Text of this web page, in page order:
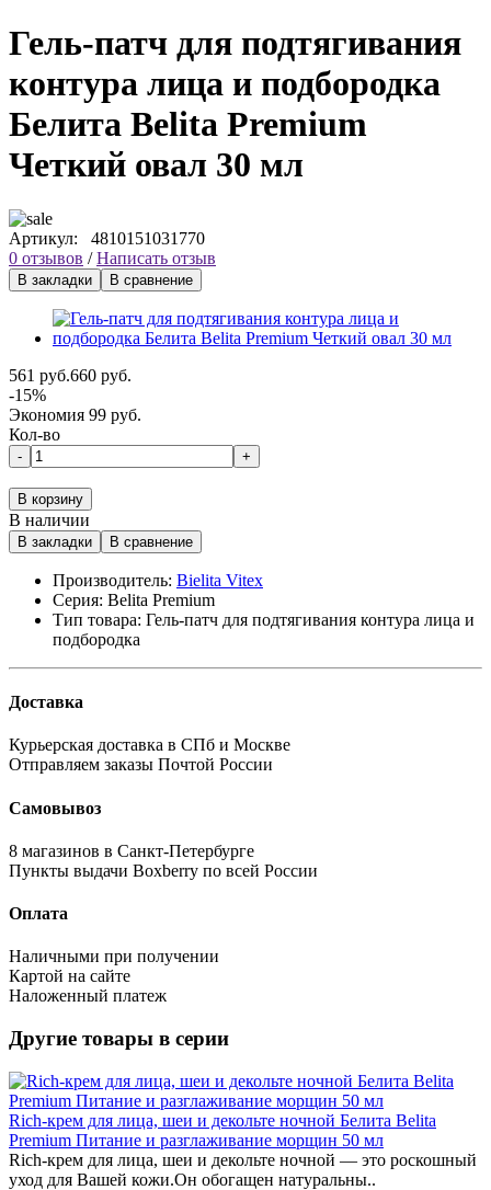
Гель-патч для подтягивания
контура лица и подбородка
Белита Belita Premium
Четкий овал 30 мл
Артикул: 4810151031770
0 отзывов /Написать отзыв
В закладки В сравнение
561 руб.660 руб.
-15%
Экономия 99 руб.
Кол-во
- +
В корзину
В наличии
В закладки В сравнение
Производитель: Bielita Vitex
Серия: Belita Premium
Тип товара: Гель-патч для подтягивания контура лица и
подбородка
Доставка
Курьерская доставка в СПб и Москве
Отправляем заказы Почтой России
Самовывоз
8 магазинов в Санкт-Петербурге
Пункты выдачи Boxberry по всей России
Оплата
Наличными при получении
Картой на сайте
Наложенный платеж
Другие товары в серии
Rich-крем для лица, шеи и декольте ночной Белита Belita
Premium Питание и разглаживание морщин 50 мл
Rich-крем для лица, шеи и декольте ночной — это роскошный
уход для Вашей кожи.Он обогащен натуральны..